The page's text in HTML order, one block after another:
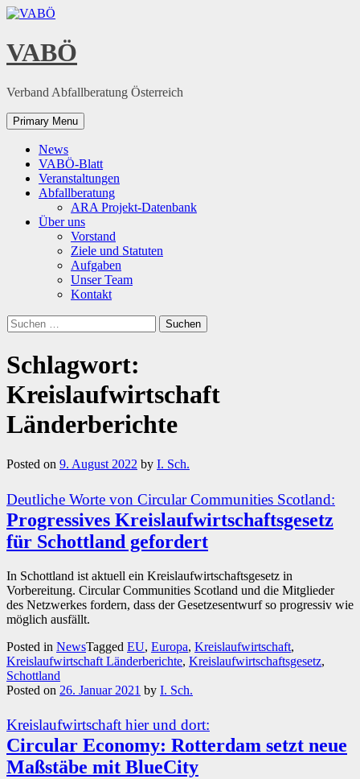
Skip
content
VABÖ
Verband Abfallberatung Österreich
Primary Menu
News
VABÖ-Blatt
Veranstaltungen
Abfallberatung
ARA Projekt-Datenbank
Über uns
Vorstand
Ziele und Statuten
Aufgaben
Unser Team
Kontakt
Suchen
nach:
Schlagwort:
Kreislaufwirtschaft
Länderberichte
Posted on 9. August 2022 by I. Sch.
Deutliche Worte von Circular Communities Scotland:
Progressives Kreislaufwirtschaftsgesetz
für Schottland gefordert
In Schottland ist aktuell ein Kreislaufwirtschaftsgesetz in
Vorbereitung. Circular Communities Scotland und die Mitglieder
des Netzwerkes fordern, dass der Gesetzesentwurf so progressiv wie
möglich ausfällt.
Posted in NewsTagged EU, Europa, Kreislaufwirtschaft,
Kreislaufwirtschaft Länderberichte, Kreislaufwirtschaftsgesetz,
Schottland
Posted on 26. Januar 2021 by I. Sch.
Kreislaufwirtschaft hier und dort:
Circular Economy: Rotterdam setzt neue
Maßstäbe mit BlueCity